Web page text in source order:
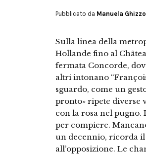
Pubblicato da Manuela
Sulla linea della
Hollande fino al
fermata Concorde,
altri intonano
sguardo, come un
pronto» ripete diverse
con la rosa nel pugno.
per compiere.
un decennio, ricorda il
all’opposizione. Le